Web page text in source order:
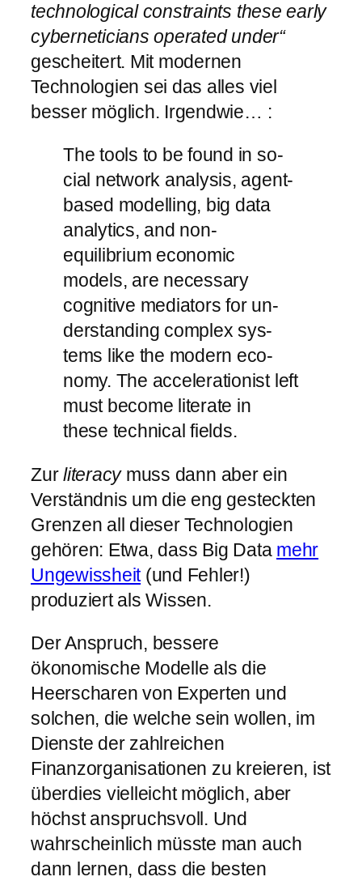
tech­no­lo­gical constraints these early
cy­ber­net­i­cians op­er­ated under“
gescheitert. Mit modernen
Technologien sei das alles viel
besser möglich. Irgendwie… :
The tools to be found in so­
cial net­work ana­lysis, agent-​
based mod­el­ling, big data
ana­lytics, and non-​
equilibrium eco­nomic
models, are ne­ces­sary
cognitive me­di­ators for un­
der­standing com­plex sys­
tems like the modern eco­
nomy. The ac­cel­er­a­tionist left
must be­come lit­erate in
these tech­nical fields.
Zurliteracymuss dann aber ein
Verständnis um die eng gesteckten
Grenzen all dieser Technologien
gehören: Etwa, dass Big Data mehr
Ungewissheit(und Fehler!)
produziert als Wissen.
Der Anspruch, bessere
ökonomische Modelle als die
Heerscharen von Experten und
solchen, die welche sein wollen, im
Dienste der zahlreichen
Finanzorganisationen zu kreieren, ist
überdies vielleicht möglich, aber
höchst anspruchsvoll. Und
wahrscheinlich müsste man auch
dann lernen, dass die besten